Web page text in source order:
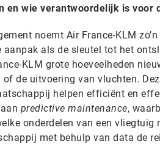
en wie verantwoordelijk is voor
noemt Air France-KLM
aanpak als de sleutel tot het
KLM grote hoeveelheden
de uitvoering van vluchten.
helpen efficiënt en
predictive maintenance,
onderdelen van een vliegtuig
met behulp van data de